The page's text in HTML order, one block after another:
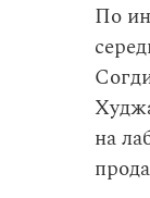
По
на